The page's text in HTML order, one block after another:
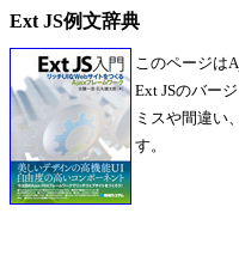
Ext JS例文辞典
このページは
Ext JSのバー
ミスや間違い
す。